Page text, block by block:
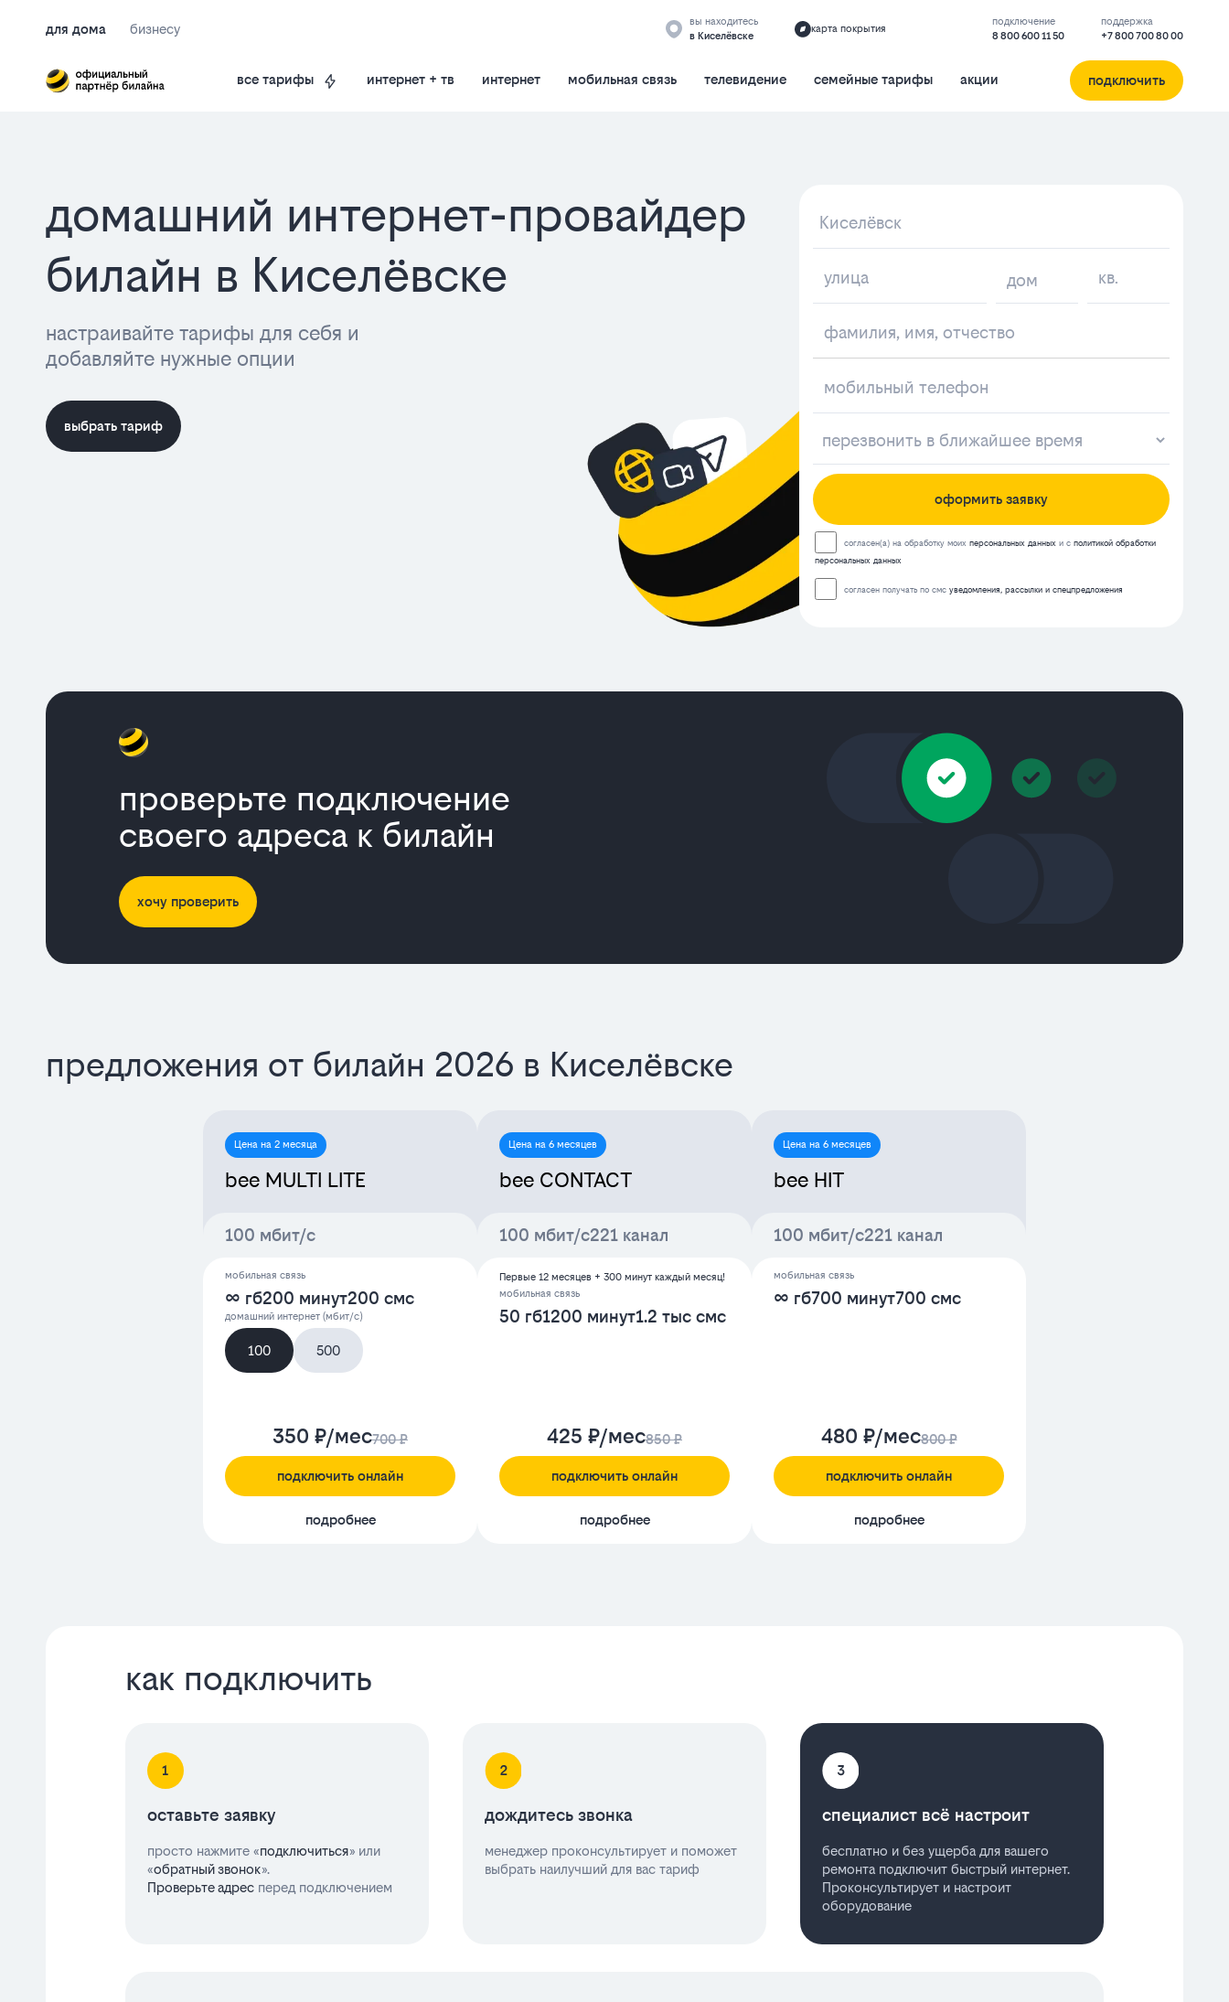
для дома бизнесу
вы находитесь
в Киселёвске
карта покрытия
подключение
8 800 600 11 50
поддержка
+7 800 700 80 00
все тарифы интернет + тв интернет мобильная связь телевидение семейные тарифы акции подключить
домашний интернет-провайдер
билайн в Киселёвске
настраивайте тарифы для себя и
добавляйте нужные опции
выбрать тариф
оформить заявку
согласен(а) на обработку моих персональных данных и с политикой обработки
персональных данных
согласен получать по смс уведомления, рассылки и спецпредложения
проверьте подключение
своего адреса к билайн
хочу проверить
предложения от билайн 2026 в Киселёвске
Цена на 2 месяца
bee MULTI LITE
100 мбит/с
мобильная связь
∞ гб200 минут200 смс
домашний интернет (мбит/с)
100 500
350 ₽/мес700 ₽
подключить онлайн
подробнее
Цена на 6 месяцев
bee CONTACT
100 мбит/с221 канал
Первые 12 месяцев + 300 минут каждый месяц!
мобильная связь
50 гб1200 минут1.2 тыс смс
425 ₽/мес850 ₽
подключить онлайн
подробнее
Цена на 6 месяцев
bee HIT
100 мбит/с221 канал
мобильная связь
∞ гб700 минут700 смс
480 ₽/мес800 ₽
подключить онлайн
подробнее
как подключить
оставьте заявку
просто нажмите «подключиться» или
«обратный звонок».
Проверьте адрес перед подключением
дождитесь звонка
менеджер проконсультирует и поможет
выбрать наилучший для вас тариф
специалист всё настроит
бесплатно и без ущерба для вашего
ремонта подключит быстрый интернет.
Проконсультирует и настроит
оборудование